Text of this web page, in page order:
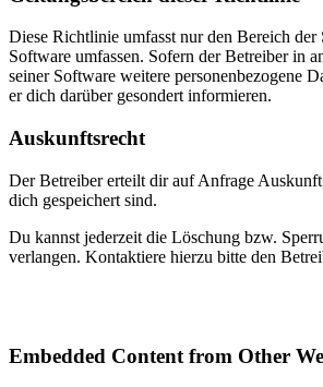
Diese Richtlinie umfasst nur den Bereich
Software umfassen. Sofern der Betreiber in
seiner Software weitere personenbezogene
er dich darüber gesondert informieren.
Auskunftsrecht
Der Betreiber erteilt dir auf Anfrage
dich gespeichert sind.
Du kannst jederzeit die Löschung bzw.
verlangen. Kontaktiere hierzu bitte den
Embedded Content from Other